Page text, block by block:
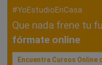
#YoEstudioEnCasa
Que nada frene tu
fórmate online
Encuentra Cursos Online